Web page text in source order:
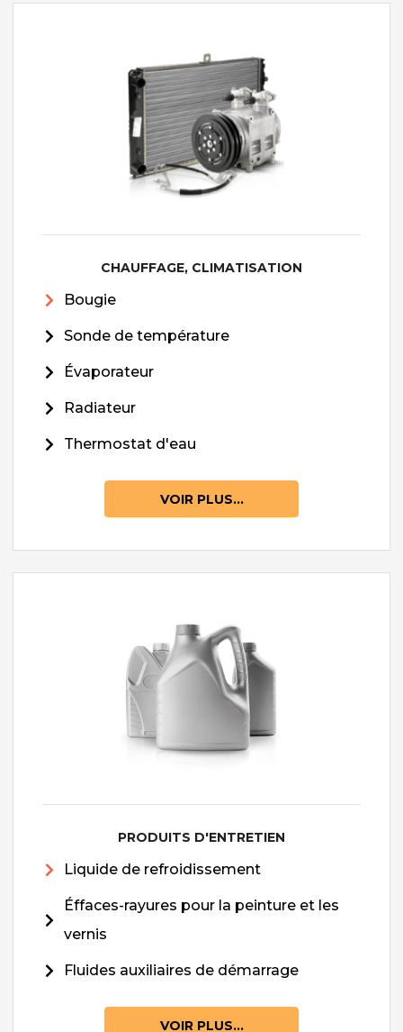
CHAUFFAGE, CLIMATISATION
Bougie
Sonde de température
Évaporateur
Radiateur
Thermostat d'eau
VOIR PLUS...
PRODUITS D'ENTRETIEN
Liquide de refroidissement
Éffaces-rayures pour la peinture et les
vernis
Fluides auxiliaires de démarrage
VOIR PLUS...